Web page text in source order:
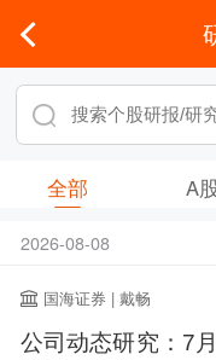
全部 A
2026-08-08
国海证券 | 戴畅
公司动态研究：7